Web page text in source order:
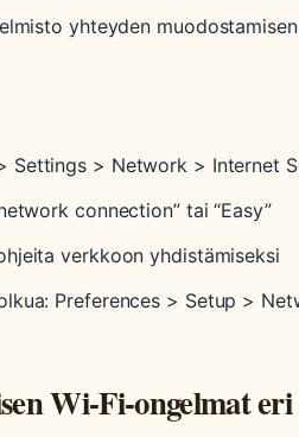
yhteyden
Settings > Network > Internet
connection” tai “Easy”
verkkoon yhdistämiseksi
Preferences > Setup >
Wi-Fi-ongelmat eri